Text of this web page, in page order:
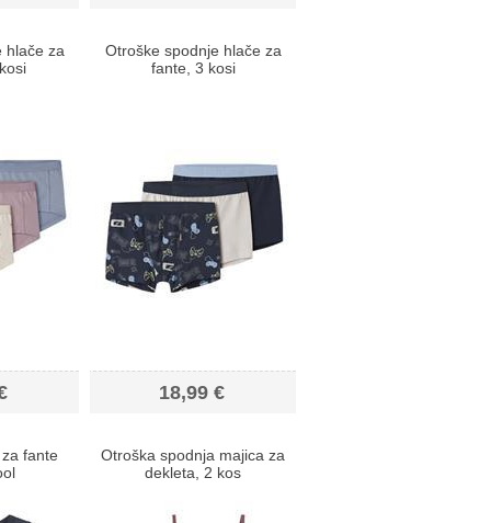
hlače za
Otroške spodnje hlače za
fante, 3 kosi
18,99 €
fante
Otroška spodnja majica za
dekleta, 2 kos